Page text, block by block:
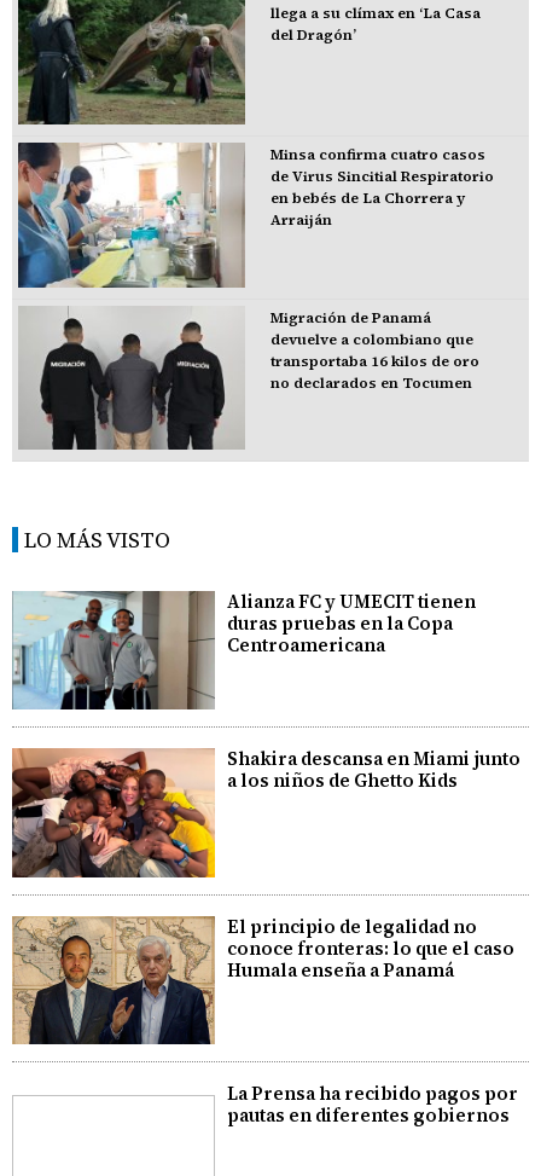
llega a su clímax en ‘La Casa
del Dragón’
Minsa confirma cuatro casos
de Virus Sincitial Respiratorio
en bebés de La Chorrera y
Arraiján
Migración de Panamá
devuelve a colombiano que
transportaba 16 kilos de oro
no declarados en Tocumen
LO MÁS VISTO
Alianza FC y UMECIT tienen
duras pruebas en la Copa
Centroamericana
Shakira descansa en Miami junto
a los niños de Ghetto Kids
El principio de legalidad no
conoce fronteras: lo que el caso
Humala enseña a Panamá
La Prensa ha recibido pagos por
pautas en diferentes gobiernos